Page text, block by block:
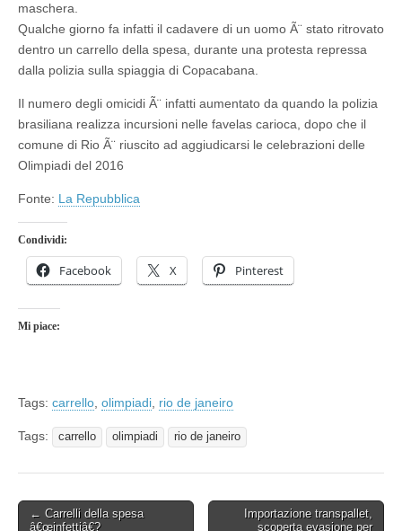
maschera.
Qualche giorno fa infatti il cadavere di un uomo Ã¨ stato ritrovato
dentro un carrello della spesa, durante una protesta repressa
dalla polizia sulla spiaggia di Copacabana.
Il numero degli omicidi Ã¨ infatti aumentato da quando la polizia
brasiliana realizza incursioni nelle favelas carioca, dopo che il
comune di Rio Ã¨ riuscito ad aggiudicarsi le celebrazioni delle
Olimpiadi del 2016
Fonte: La Repubblica
Condividi:
Facebook X Pinterest
Mi piace:
Tags: carrello, olimpiadi, rio de janeiro
Tags: carrello olimpiadi rio de janeiro
Post← Carrelli della spesa
â€œinfettiâ€?
Importazione transpallet,
scoperta evasione per